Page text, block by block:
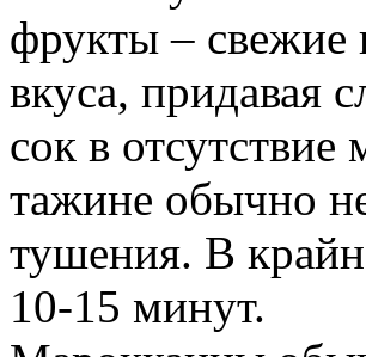
фрукты – свежие
вкуса, придавая
сок в
тажине обычно
тушения. В
10-15 минут.